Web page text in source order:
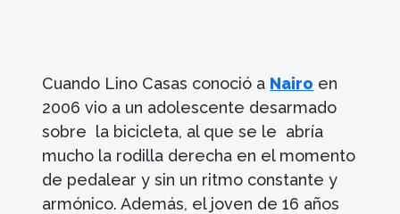
Cuando Lino Casas conoció a Nairo en
2006 vio a un adolescente desarmado
sobre la bicicleta, al que se le abría
mucho la rodilla derecha en el momento
de pedalear y sin un ritmo constante y
armónico. Además, el joven de 16 años